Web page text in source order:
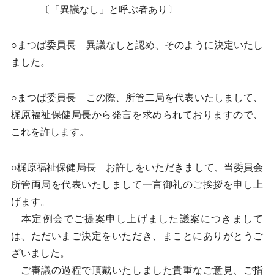
〔「異議なし」と呼ぶ者あり〕
○まつば委員長 異議なしと認め、そのように決定いたし
ました。
○まつば委員長 この際、所管二局を代表いたしまして、
梶原福祉保健局長から発言を求められておりますので、
これを許します。
○梶原福祉保健局長 お許しをいただきまして、当委員会
所管両局を代表いたしまして一言御礼のご挨拶を申し上
げます。
本定例会でご提案申し上げました議案につきまして
は、ただいまご決定をいただき、まことにありがとうご
ざいました。
ご審議の過程で頂戴いたしました貴重なご意見、ご指